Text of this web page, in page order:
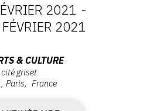
DATES
:
MARDI
9
2021 -
2021
& CULTURE
cité griset
Paris France